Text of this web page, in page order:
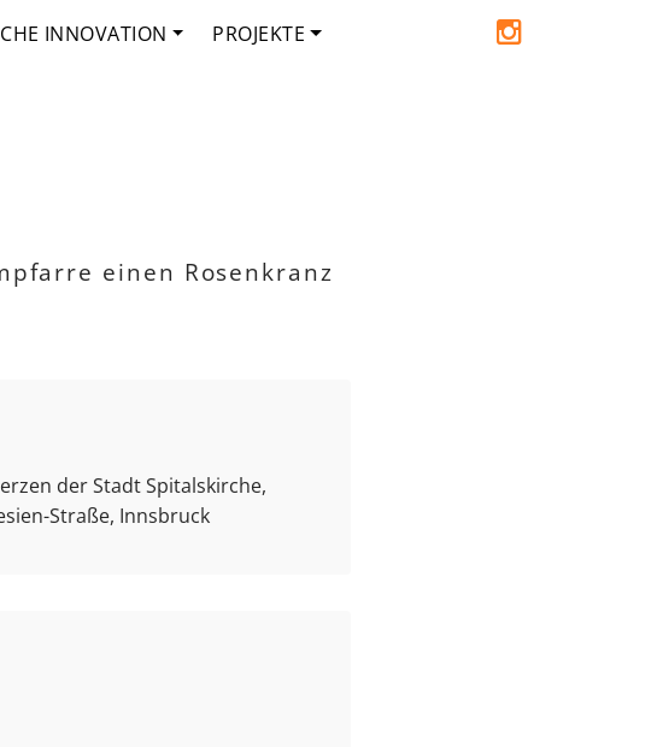
INNOVATION PROJEKTE
einen Rosenkranz
der Stadt Spitalskirche,
Straße, Innsbruck